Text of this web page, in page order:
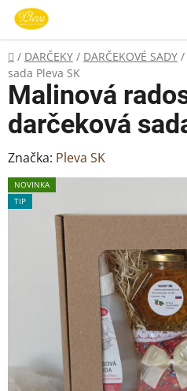
Prejsť
obsah
Domov
/ DARČEKY / DARČEKOVÉ SADY /
sada Pleva SK
Malinová
darčeková
Značka: Pleva SK
NOVINKA
TIP